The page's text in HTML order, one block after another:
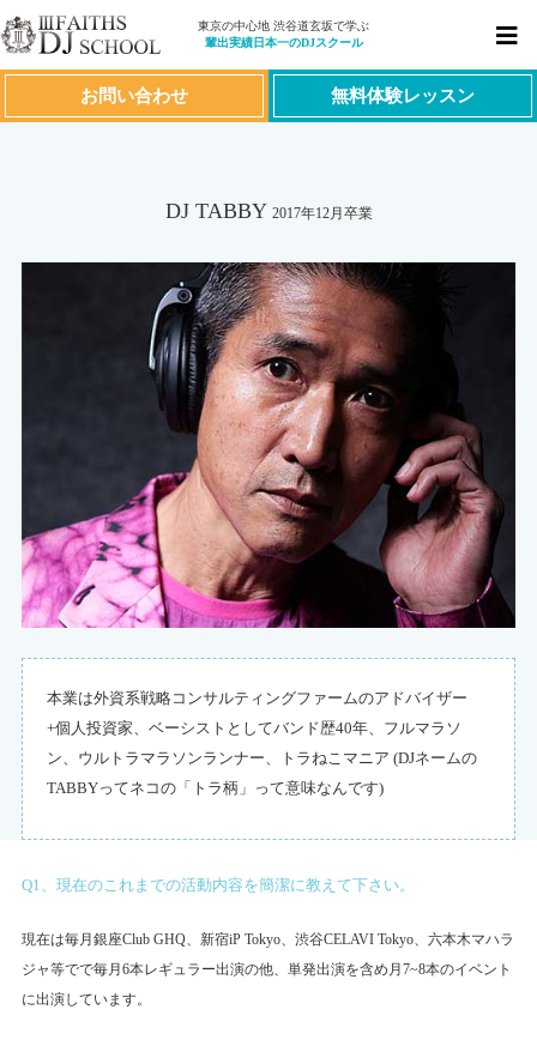
東京の中心地 渋谷道玄坂で学ぶ
輩出実績日本一のDJスクール
お問い合わせ 無料体験レッスン
DJ TABBY 2017年12月卒業
本業は外資系戦略コンサルティングファームのアドバイザー
+個人投資家、ベーシストとしてバンド歴40年、フルマラソ
ン、ウルトラマラソンランナー、トラねこマニア (DJネームの
TABBYってネコの「トラ柄」って意味なんです)
Q1、現在のこれまでの活動内容を簡潔に教えて下さい。
現在は毎月銀座Club GHQ、新宿iP Tokyo、渋谷CELAVI Tokyo、六本木マハラ
ジャ等でで毎月6本レギュラー出演の他、単発出演を含め月7~8本のイベント
に出演しています。